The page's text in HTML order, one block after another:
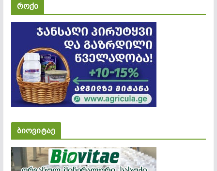
როქი
ბიოვიტაე